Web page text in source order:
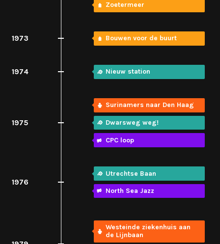
Zoetermeer
1973 Bouwen voor de buurt
1974 Nieuw station
1975
Surinamers naar Den Haag
Dwarsweg weg!
CPC loop
1976
Utrechtse Baan
North Sea Jazz
Westeinde ziekenhuis aan
de Lijnbaan